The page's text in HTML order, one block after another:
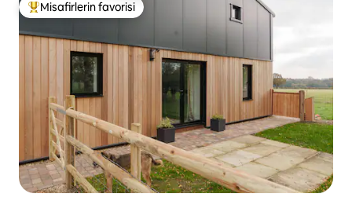
Misafirlerin favorilerinden en beğenilenler arasında
Misafirlerin favorisi